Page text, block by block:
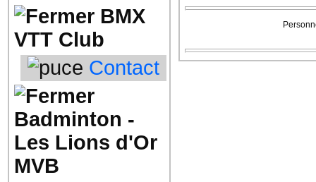
BMX
VTT Club
Contact
Badminton -
Les Lions d'Or
MVB